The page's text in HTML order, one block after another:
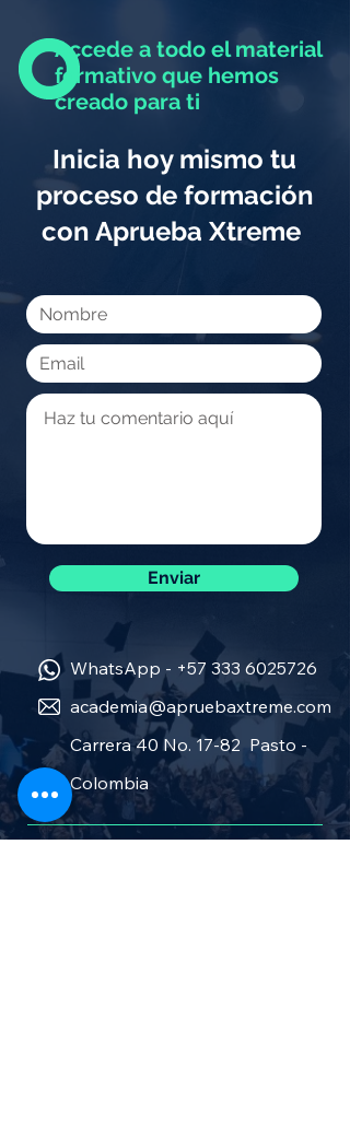
Accede a todo el material
formativo que hemos
creado para ti
Inicia hoy mismo tu
proceso de formación
con Aprueba Xtreme
Enviar
WhatsApp - +57 333 6025726
academia@apruebaxtreme.com
Carrera 40 No. 17-82 Pasto -
Colombia